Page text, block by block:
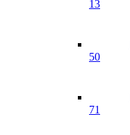
13
50
71